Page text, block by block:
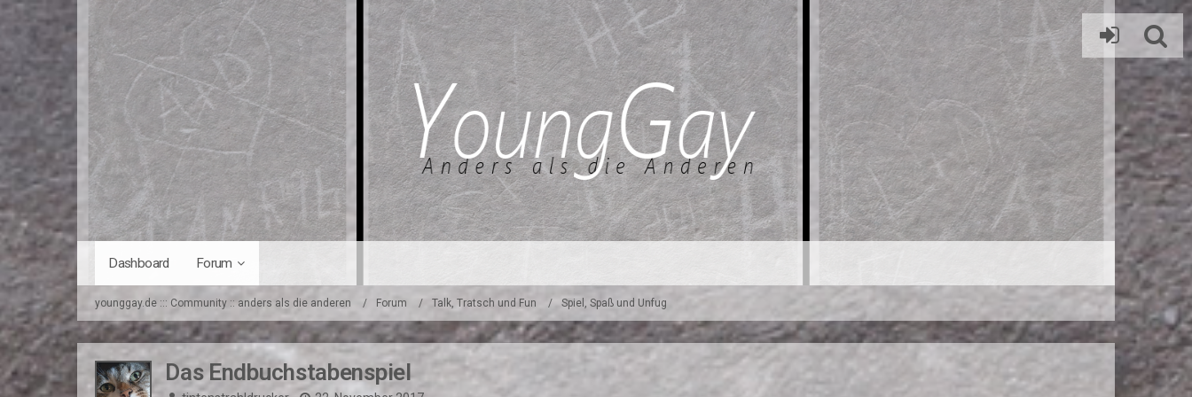
Dashboard Forum
younggay.de ::: Community :: anders als die anderen Forum Talk, Tratsch und Fun Spiel, Spaß und Unfug
Das Endbuchstabenspiel